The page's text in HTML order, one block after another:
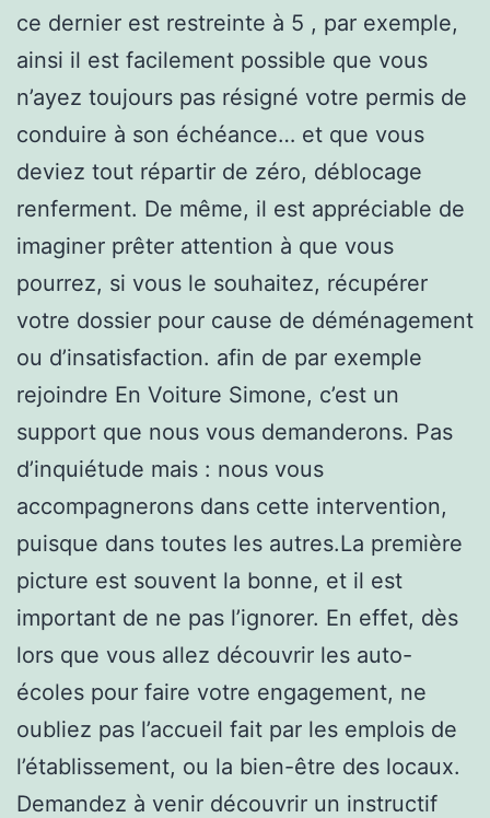
ce dernier est restreinte à 5 , par exemple,
ainsi il est facilement possible que vous
n’ayez toujours pas résigné votre permis de
conduire à son échéance… et que vous
deviez tout répartir de zéro, déblocage
renferment. De même, il est appréciable de
imaginer prêter attention à que vous
pourrez, si vous le souhaitez, récupérer
votre dossier pour cause de déménagement
ou d’insatisfaction. afin de par exemple
rejoindre En Voiture Simone, c’est un
support que nous vous demanderons. Pas
d’inquiétude mais : nous vous
accompagnerons dans cette intervention,
puisque dans toutes les autres.La première
picture est souvent la bonne, et il est
important de ne pas l’ignorer. En effet, dès
lors que vous allez découvrir les auto-
écoles pour faire votre engagement, ne
oubliez pas l’accueil fait par les emplois de
l’établissement, ou la bien-être des locaux.
Demandez à venir découvrir un instructif